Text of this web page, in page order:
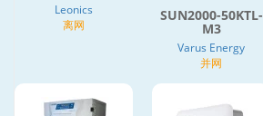
Leonics
离网
SUN2000-50KTL-
M3
Varus Energy
并网